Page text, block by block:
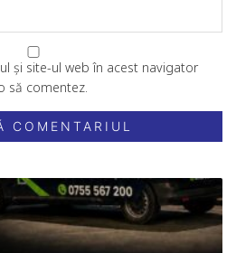
și site-ul web în acest navigator
să comentez.